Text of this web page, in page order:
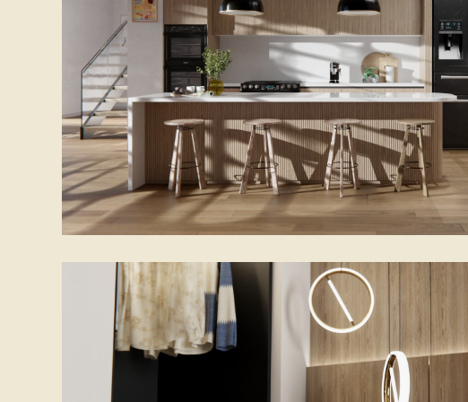
FACHADAS VENTILADAS
Avery Dennison Sostenible
Hojas 9mm
Hojas 18mm
Hojas 25mm
Hojas circulares
Hojas especiales
Raspadores
Contenedor hojas